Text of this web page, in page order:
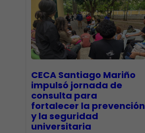
CECA Santiago Mariño
impulsó jornada de
consulta para
fortalecer la prevención
y la seguridad
universitaria